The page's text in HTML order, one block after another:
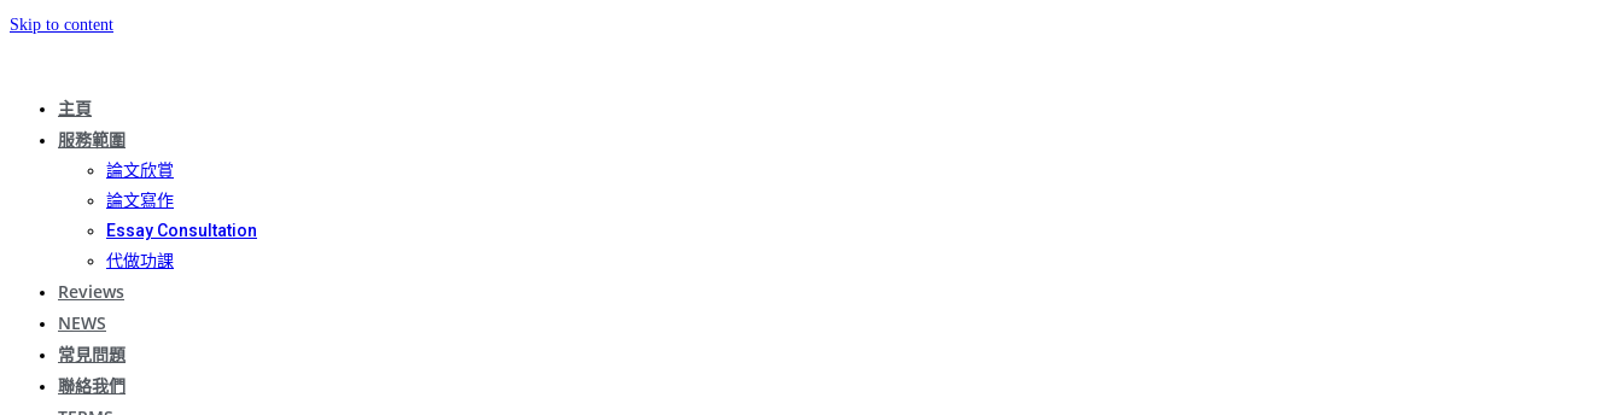
Skip to content
主頁
服務範圍
論文欣賞
論文寫作
Essay Consultation
代做功課
Reviews
NEWS
常見問題
聯絡我們